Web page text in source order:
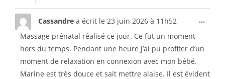
Cassandre a écrit le 23 juin 2026 à 11h52
Massage prénatal réalisé ce jour. Ce fut un moment
hors du temps. Pendant une heure j’ai pu profiter d’un
moment de relaxation en connexion avec mon bébé.
Marine est très douce et sait mettre alaise. Il est évident
...